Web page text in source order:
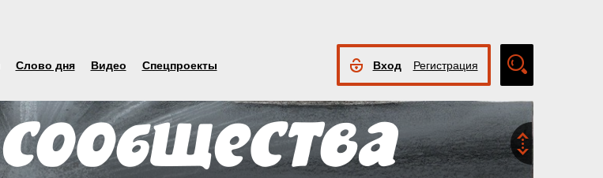
Слово дня Видео Спецпроекты Вход Регистрация
поиск